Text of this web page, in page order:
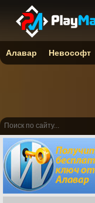
Алавар Невософт